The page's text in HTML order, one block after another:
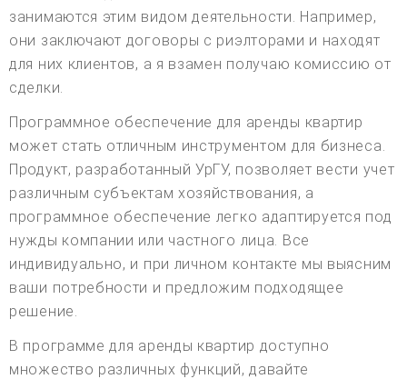
занимаются этим видом деятельности. Например,
они заключают договоры с риэлторами и находят
для них клиентов, а я взамен получаю комиссию от
сделки.
Программное обеспечение для аренды квартир
может стать отличным инструментом для бизнеса.
Продукт, разработанный УрГУ, позволяет вести учет
различным субъектам хозяйствования, а
программное обеспечение легко адаптируется под
нужды компании или частного лица. Все
индивидуально, и при личном контакте мы выясним
ваши потребности и предложим подходящее
решение.
В программе для аренды квартир доступно
множество различных функций, давайте